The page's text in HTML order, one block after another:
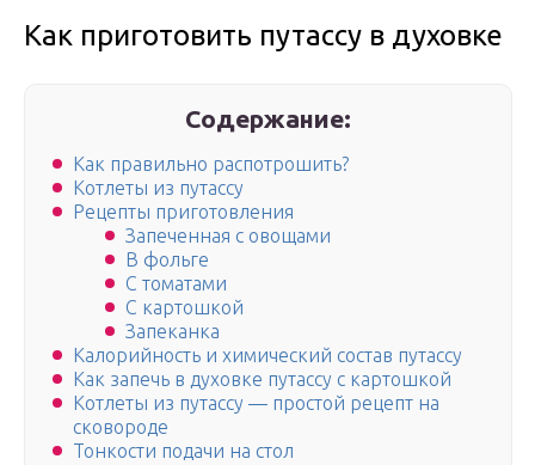
Как приготовить путассу в духовке
Содержание:
Как правильно распотрошить?
Котлеты из путассу
Рецепты приготовления
Запеченная с овощами
В фольге
С томатами
С картошкой
Запеканка
Калорийность и химический состав путассу
Как запечь в духовке путассу с картошкой
Котлеты из путассу — простой рецепт на
сковороде
Тонкости подачи на стол